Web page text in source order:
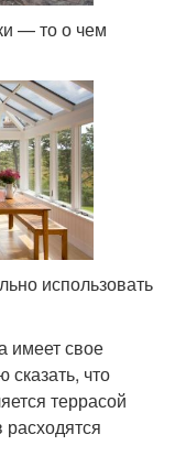
— то о чем
использовать
имеет свое
сказать, что
террасой